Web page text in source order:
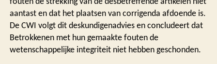
aantast en dat het plaatsen van corrigenda afdoende is.
De CWI volgt dit deskundigenadvies en concludeert dat
Betrokkenen met hun gemaakte fouten de
wetenschappelijke integriteit niet hebben geschonden.